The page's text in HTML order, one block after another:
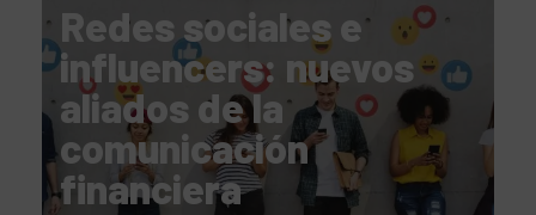
Redes sociales e
influencers: nuevos
aliados de la
comunicación
financiera